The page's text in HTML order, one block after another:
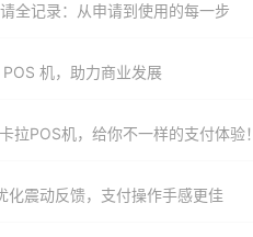
全记录：从申请到使用的每一步
机，助力商业发展
拉POS机，给你不一样的支付体验！
化震动反馈，支付操作手感更佳